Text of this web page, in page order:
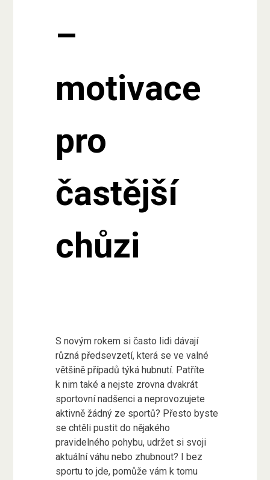
–
motivace
pro
častější
chůzi
S novým rokem si často lidi dávají
různá předsevzetí, která se ve valné
většině případů týká hubnutí. Patříte
k nim také a nejste zrovna dvakrát
sportovní nadšenci a neprovozujete
aktivně žádný ze sportů? Přesto byste
se chtěli pustit do nějakého
pravidelného pohybu, udržet si svoji
aktuální váhu nebo zhubnout? I bez
sportu to jde, pomůže vám k tomu